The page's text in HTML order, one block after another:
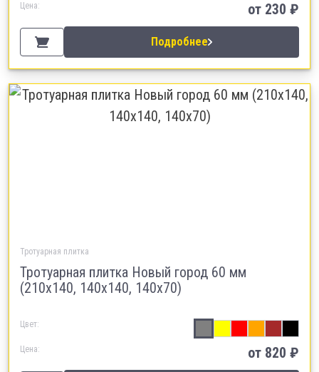
Цена: от 230 ₽
Подробнее
Тротуарная плитка
Тротуарная плитка Новый город 60 мм
(210х140, 140х140, 140х70)
Цвет:
Цена: от 820 ₽